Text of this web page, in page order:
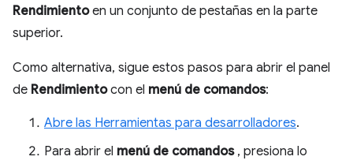
Rendimientoen un conjunto de pestañas en la parte
superior.
Como alternativa, sigue estos pasos para abrir el panel
de Rendimientocon el menú de comandos:
Abre las Herramientas para desarrolladores.
Para abrir el menú de comandos, presiona lo